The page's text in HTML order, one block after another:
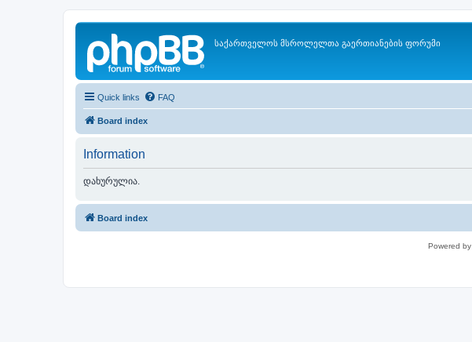
საქართველოს მსროლელთა გაერთიანების ფორუმი
Quick links FAQ
Board index
Information
დახურულია.
Board index
Powered by